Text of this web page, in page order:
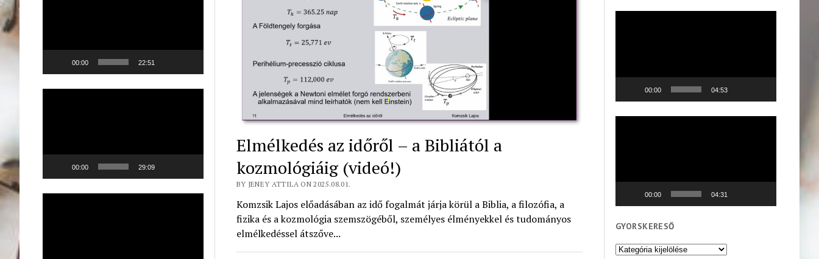
00:00 22:51
00:00 29:09
Elmélkedés az időről – a Bibliától a
kozmológiáig (videó!)
BY JENEY ATTILA ON 2025.08.01.
Komzsik Lajos előadásában az idő fogalmát járja körül a Biblia, a filozófia, a
fizika és a kozmológia szemszögéből, személyes élményekkel és tudományos
elmélkedéssel átszőve...
00:00 04:53
00:00 04:31
GYORSKERESŐ
Gyorskereső